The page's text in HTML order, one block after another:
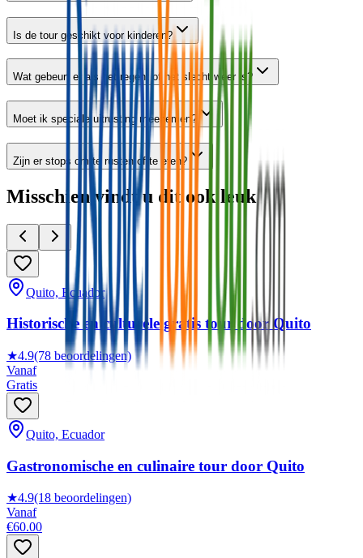
Is de tour geschikt voor kinderen?
Wat gebeurt er als het regent of het slecht weer is?
Moet ik speciale uitrusting meenemen?
Zijn er stops om te rusten of te eten?
Misschien vindt u dit ook leuk
Quito, Ecuador
Historische en culturele gratis tour door Quito
★4.9(78 beoordelingen)
Vanaf
Gratis
Quito, Ecuador
Gastronomische en culinaire tour door Quito
★4.9(18 beoordelingen)
Vanaf
€60.00